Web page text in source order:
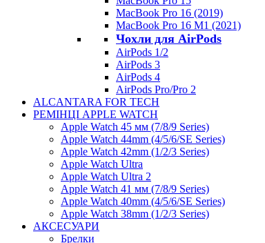
MacBook Pro 16 (2019)
MacBook Pro 16 M1 (2021)
Чохли для AirPods
AirPods 1/2
AirPods 3
AirPods 4
AirPods Pro/Pro 2
ALCANTARA FOR TECH
РЕМІНЦІ APPLE WATCH
Apple Watch 45 мм (7/8/9 Series)
Apple Watch 44mm (4/5/6/SE Series)
Apple Watch 42mm (1/2/3 Series)
Apple Watch Ultra
Apple Watch Ultra 2
Apple Watch 41 мм (7/8/9 Series)
Apple Watch 40mm (4/5/6/SE Series)
Apple Watch 38mm (1/2/3 Series)
АКСЕСУАРИ
Брелки